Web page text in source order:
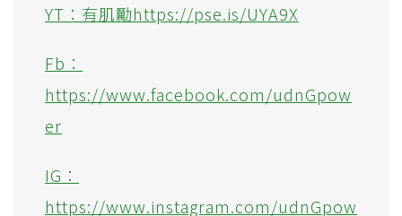
YT：有肌勵https://pse.is/UYA9X
Fb：
https://www.facebook.com/udnGpow
er
IG：
https://www.instagram.com/udnGpow